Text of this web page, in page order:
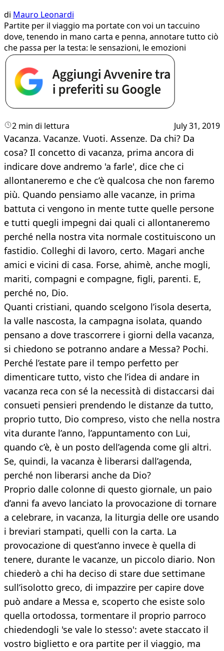
di Mauro Leonardi
Partite per il viaggio ma portate con voi un taccuino
dove, tenendo in mano carta e penna, annotare tutto ciò
che passa per la testa: le sensazioni, le emozioni
2 min di lettura July 31, 2019
Vacanza. Vacanze. Vuoti. Assenze. Da chi? Da
cosa? Il concetto di vacanza, prima ancora di
indicare dove andremo 'a farle', dice che ci
allontaneremo e che c’è qualcosa che non faremo
più. Quando pensiamo alle vacanze, in prima
battuta ci vengono in mente tutte quelle persone
e tutti quegli impegni dai quali ci allontaneremo
perché nella nostra vita normale costituiscono un
fastidio. Colleghi di lavoro, certo. Magari anche
amici e vicini di casa. Forse, ahimè, anche mogli,
mariti, compagni e compagne, figli, parenti. E,
perché no, Dio.
Quanti cristiani, quando scelgono l’isola deserta,
la valle nascosta, la campagna isolata, quando
pensano a dove trascorrere i giorni della vacanza,
si chiedono se potranno andare a Messa? Pochi.
Perché l’estate pare il tempo perfetto per
dimenticare tutto, visto che l’idea di andare in
vacanza reca con sé la necessità di distaccarsi dai
consueti pensieri prendendo le distanze da tutto,
proprio tutto, Dio compreso, visto che nella nostra
vita durante l’anno, l’appuntamento con Lui,
quando c’è, è un posto dell’agenda come gli altri.
Se, quindi, la vacanza è liberarsi dall’agenda,
perché non liberarsi anche da Dio?
Proprio dalle colonne di questo giornale, un paio
d’anni fa avevo lanciato la provocazione di tornare
a celebrare, in vacanza, la liturgia delle ore usando
i breviari stampati, quelli con la carta. La
provocazione di quest’anno invece è quella di
tenere, durante le vacanze, un piccolo diario. Non
chiederò a chi ha deciso di stare due settimane
sull’isolotto greco, di impazzire per capire dove
può andare a Messa e, scoperto che esiste solo
quella ortodossa, tormentare il proprio parroco
chiedendogli 'se vale lo stesso': avete staccato il
vostro biglietto e ora partite per il viaggio, ma